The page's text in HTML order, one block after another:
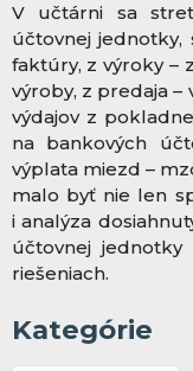
V učtárni sa
účtovnej
faktúry, z výroky –
výroby, z predaja
výdajov z
na bankových
výplata miezd –
malo byť nie len
i analýza
účtovnej
riešeniach.
Kategórie